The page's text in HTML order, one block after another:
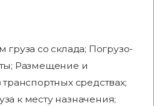
со склада; Погрузо-
Размещение и
средствах;
к месту назначения;